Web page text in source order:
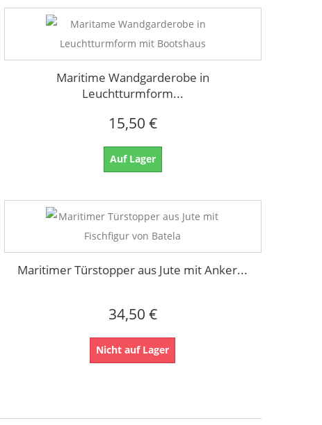
Maritime Wandgarderobe in
Leuchtturmform...
15,50 €
Auf Lager
Maritimer Türstopper aus Jute mit Anker...
34,50 €
Nicht auf Lager